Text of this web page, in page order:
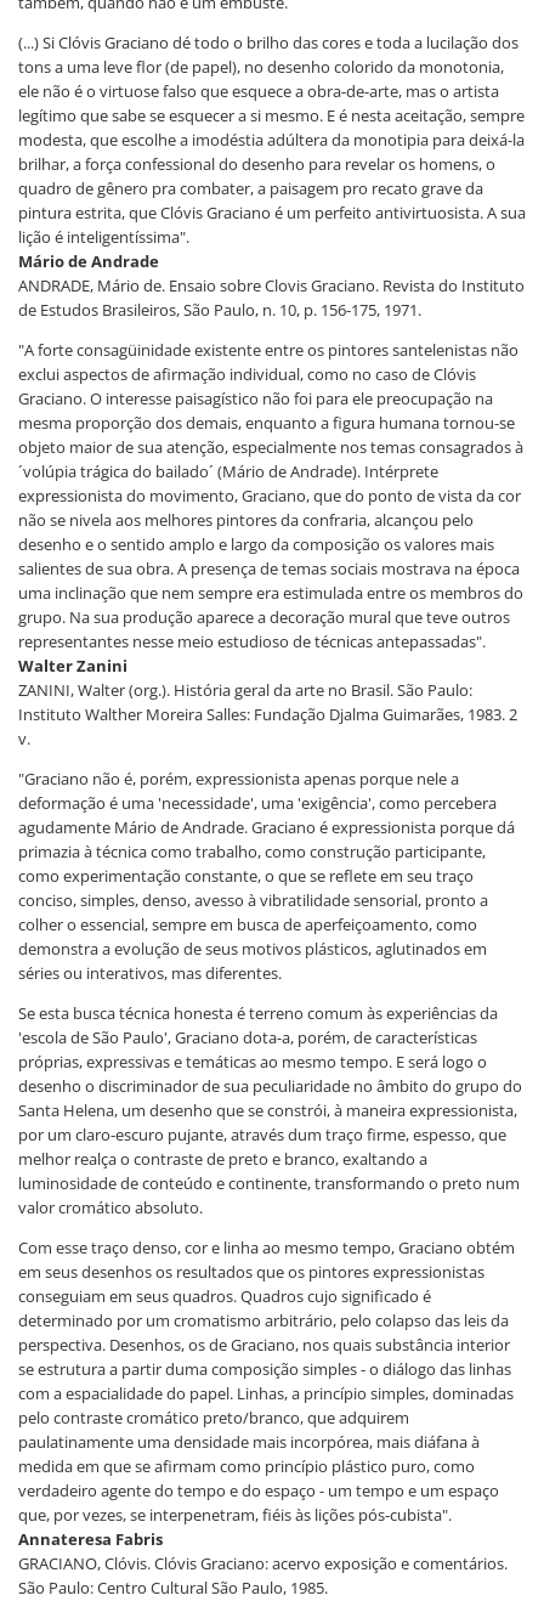
(...) Si Clóvis Graciano dé todo o brilho das cores e toda a lucilação dos
tons a uma leve flor (de papel), no desenho colorido da monotonia,
ele não é o virtuose falso que esquece a obra-de-arte, mas o artista
legítimo que sabe se esquecer a si mesmo. E é nesta aceitação, sempre
modesta, que escolhe a imodéstia adúltera da monotipia para deixá-la
brilhar, a força confessional do desenho para revelar os homens, o
quadro de gênero pra combater, a paisagem pro recato grave da
pintura estrita, que Clóvis Graciano é um perfeito antivirtuosista. A sua
lição é inteligentíssima".
Mário de Andrade
ANDRADE, Mário de. Ensaio sobre Clovis Graciano. Revista do Instituto
de Estudos Brasileiros, São Paulo, n. 10, p. 156-175, 1971.
"A forte consagüinidade existente entre os pintores santelenistas não
exclui aspectos de afirmação individual, como no caso de Clóvis
Graciano. O interesse paisagístico não foi para ele preocupação na
mesma proporção dos demais, enquanto a figura humana tornou-se
objeto maior de sua atenção, especialmente nos temas consagrados à
´volúpia trágica do bailado´ (Mário de Andrade). Intérprete
expressionista do movimento, Graciano, que do ponto de vista da cor
não se nivela aos melhores pintores da confraria, alcançou pelo
desenho e o sentido amplo e largo da composição os valores mais
salientes de sua obra. A presença de temas sociais mostrava na época
uma inclinação que nem sempre era estimulada entre os membros do
grupo. Na sua produção aparece a decoração mural que teve outros
representantes nesse meio estudioso de técnicas antepassadas".
Walter Zanini
ZANINI, Walter (org.). História geral da arte no Brasil. São Paulo:
Instituto Walther Moreira Salles: Fundação Djalma Guimarães, 1983. 2
v.
"Graciano não é, porém, expressionista apenas porque nele a
deformação é uma 'necessidade', uma 'exigência', como percebera
agudamente Mário de Andrade. Graciano é expressionista porque dá
primazia à técnica como trabalho, como construção participante,
como experimentação constante, o que se reflete em seu traço
conciso, simples, denso, avesso à vibratilidade sensorial, pronto a
colher o essencial, sempre em busca de aperfeiçoamento, como
demonstra a evolução de seus motivos plásticos, aglutinados em
séries ou interativos, mas diferentes.
Se esta busca técnica honesta é terreno comum às experiências da
'escola de São Paulo', Graciano dota-a, porém, de características
próprias, expressivas e temáticas ao mesmo tempo. E será logo o
desenho o discriminador de sua peculiaridade no âmbito do grupo do
Santa Helena, um desenho que se constrói, à maneira expressionista,
por um claro-escuro pujante, através dum traço firme, espesso, que
melhor realça o contraste de preto e branco, exaltando a
luminosidade de conteúdo e continente, transformando o preto num
valor cromático absoluto.
Com esse traço denso, cor e linha ao mesmo tempo, Graciano obtém
em seus desenhos os resultados que os pintores expressionistas
conseguiam em seus quadros. Quadros cujo significado é
determinado por um cromatismo arbitrário, pelo colapso das leis da
perspectiva. Desenhos, os de Graciano, nos quais substância interior
se estrutura a partir duma composição simples - o diálogo das linhas
com a espacialidade do papel. Linhas, a princípio simples, dominadas
pelo contraste cromático preto/branco, que adquirem
paulatinamente uma densidade mais incorpórea, mais diáfana à
medida em que se afirmam como princípio plástico puro, como
verdadeiro agente do tempo e do espaço - um tempo e um espaço
que, por vezes, se interpenetram, fiéis às lições pós-cubista".
Annateresa Fabris
GRACIANO, Clóvis. Clóvis Graciano: acervo exposição e comentários.
São Paulo: Centro Cultural São Paulo, 1985.